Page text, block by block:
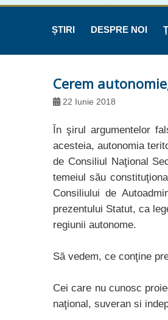
ȘTIRI DESPRE NOI
Cerem
22 Iunie 2018
În şirul argumentelor
acesteia, autonomia
de Consiliul Naţional
temeiul său
Consiliului de
prezentului Statut, ca
regiunii autonome.
Să vedem, ce conţine
Cei care nu cunosc
naţional, suveran si